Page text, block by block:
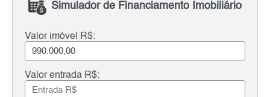
Simulador de Financiamento Imobiliário
Valor imóvel R$:
Valor entrada R$: